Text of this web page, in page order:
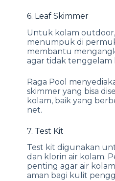
6. Leaf Skimmer
Untuk kolam
menumpuk di
membantu
agar tidak tenggelam
Raga Pool
skimmer yang bisa
kolam, baik yang
net.
7. Test Kit
Test kit digunakan
dan klorin air kolam.
penting agar air
aman bagi kulit